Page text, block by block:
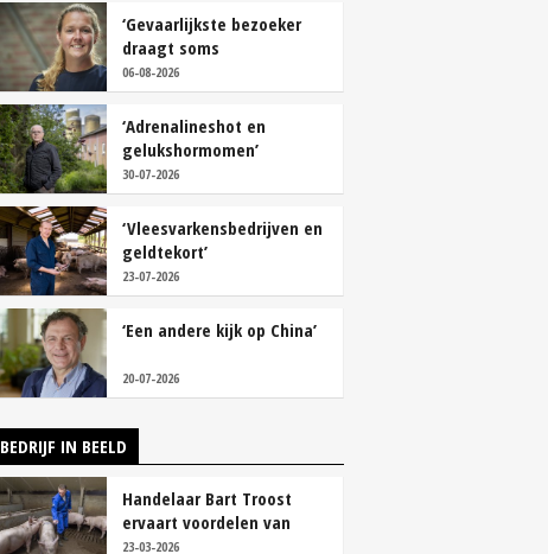
‘Gevaarlijkste bezoeker
draagt soms
overschoenen’
06-08-2026
‘Adrenalineshot en
gelukshormomen’
30-07-2026
‘Vleesvarkensbedrijven en
geldtekort’
23-07-2026
‘Een andere kijk op China’
20-07-2026
BEDRIJF IN BEELD
Handelaar Bart Troost
ervaart voordelen van
coöperatieve voerfusie
23-03-2026